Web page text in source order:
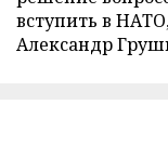
вступить в
Александр